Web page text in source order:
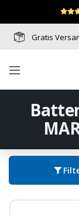
Zum Menü
Fußzeile
Inhalt
Gratis
Navigation